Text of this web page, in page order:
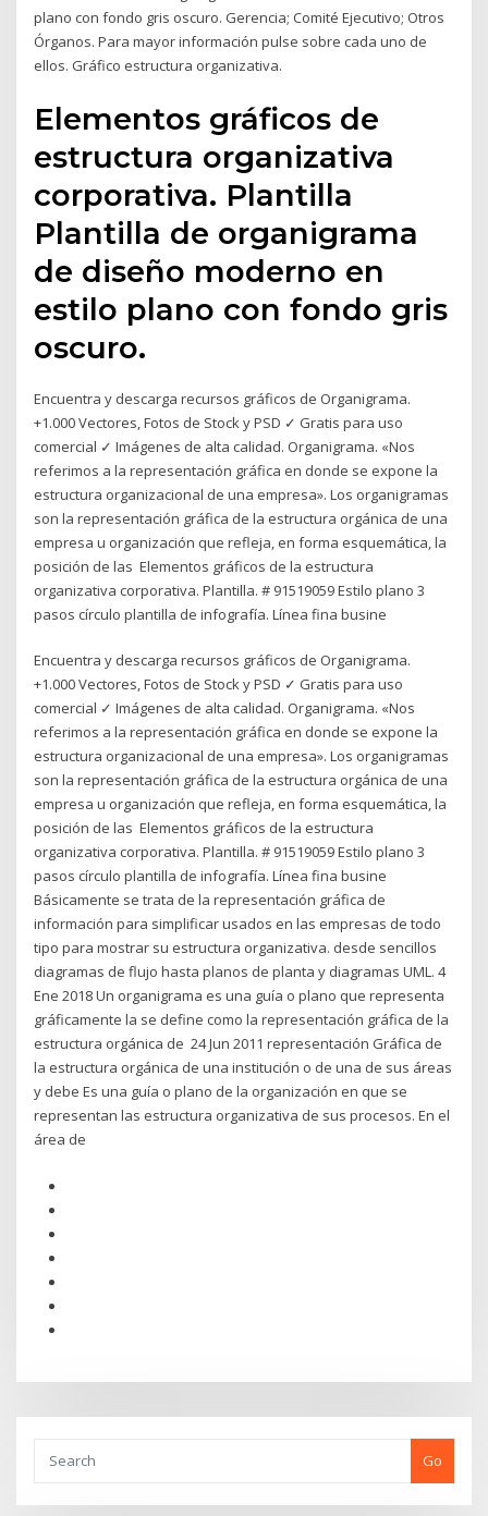
plano con fondo gris oscuro. Gerencia; Comité Ejecutivo; Otros
Órganos. Para mayor información pulse sobre cada uno de
ellos. Gráfico estructura organizativa.
Elementos gráficos de
estructura organizativa
corporativa. Plantilla
Plantilla de organigrama
de diseño moderno en
estilo plano con fondo gris
oscuro.
Encuentra y descarga recursos gráficos de Organigrama.
+1.000 Vectores, Fotos de Stock y PSD ✓ Gratis para uso
comercial ✓ Imágenes de alta calidad. Organigrama. «Nos
referimos a la representación gráfica en donde se expone la
estructura organizacional de una empresa». Los organigramas
son la representación gráfica de la estructura orgánica de una
empresa u organización que refleja, en forma esquemática, la
posición de las Elementos gráficos de la estructura
organizativa corporativa. Plantilla. # 91519059 Estilo plano 3
pasos círculo plantilla de infografía. Línea fina busine
Encuentra y descarga recursos gráficos de Organigrama.
+1.000 Vectores, Fotos de Stock y PSD ✓ Gratis para uso
comercial ✓ Imágenes de alta calidad. Organigrama. «Nos
referimos a la representación gráfica en donde se expone la
estructura organizacional de una empresa». Los organigramas
son la representación gráfica de la estructura orgánica de una
empresa u organización que refleja, en forma esquemática, la
posición de las Elementos gráficos de la estructura
organizativa corporativa. Plantilla. # 91519059 Estilo plano 3
pasos círculo plantilla de infografía. Línea fina busine
Básicamente se trata de la representación gráfica de
información para simplificar usados en las empresas de todo
tipo para mostrar su estructura organizativa. desde sencillos
diagramas de flujo hasta planos de planta y diagramas UML. 4
Ene 2018 Un organigrama es una guía o plano que representa
gráficamente la se define como la representación gráfica de la
estructura orgánica de 24 Jun 2011 representación Gráfica de
la estructura orgánica de una institución o de una de sus áreas
y debe Es una guía o plano de la organización en que se
representan las estructura organizativa de sus procesos. En el
área de
Go